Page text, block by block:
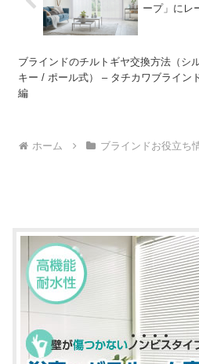
ープ」にレ
ブラインドのチルトギヤ交換方法（シ
キー / ポール式） – タチカワブライン
編
ホーム ブラインドお役立ち